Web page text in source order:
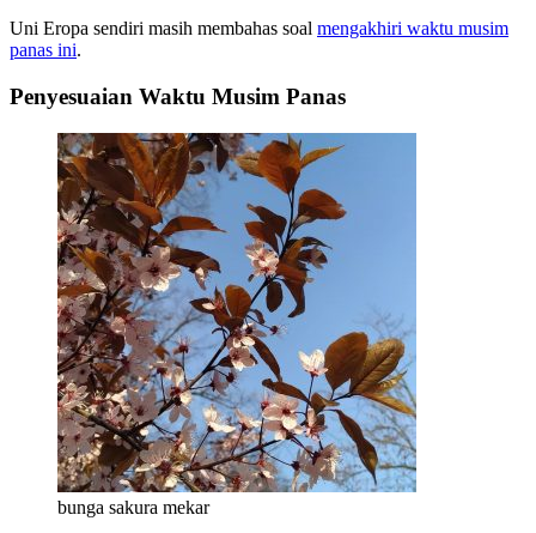
Uni Eropa sendiri masih membahas soal mengakhiri waktu musim
panas ini.
Penyesuaian Waktu Musim Panas
bunga sakura mekar